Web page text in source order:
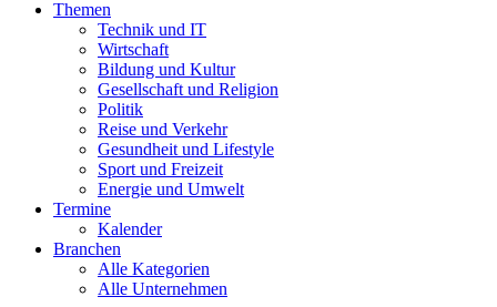
Themen
Technik und IT
Wirtschaft
Bildung und Kultur
Gesellschaft und Religion
Politik
Reise und Verkehr
Gesundheit und Lifestyle
Sport und Freizeit
Energie und Umwelt
Termine
Kalender
Branchen
Alle Kategorien
Alle Unternehmen